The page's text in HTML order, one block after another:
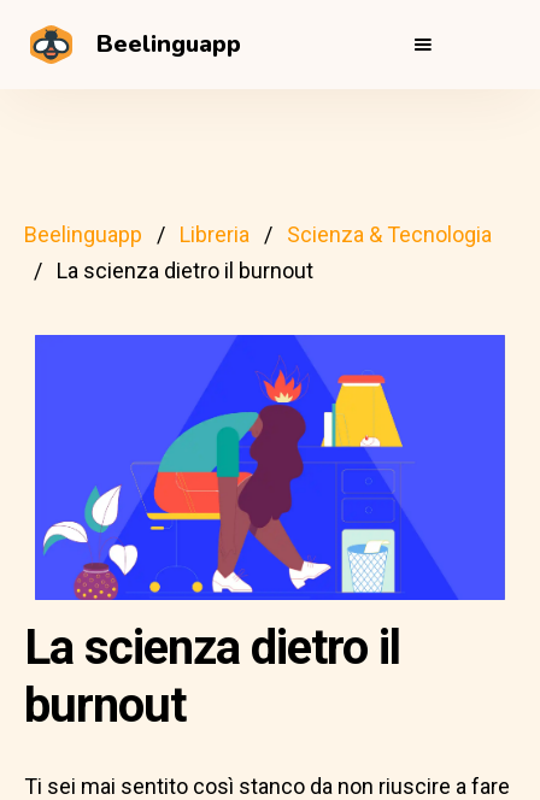
Beelinguapp
Beelinguapp Libreria
Scienza & Tecnologia
La scienza dietro il burnout
La scienza dietro il
burnout
Ti sei mai sentito così stanco da non riuscire a fare